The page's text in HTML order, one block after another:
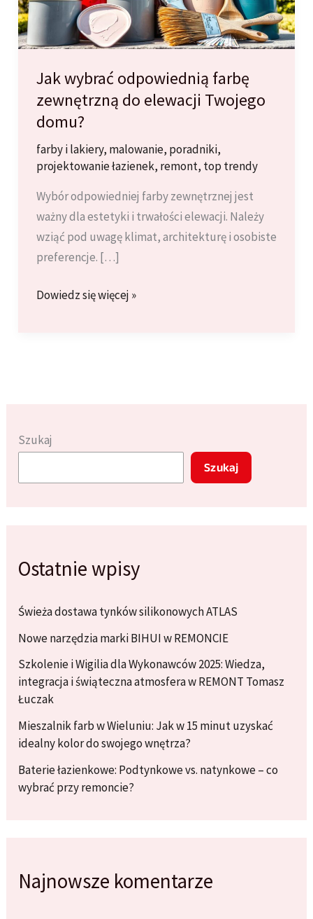
Jak wybrać odpowiednią farbę
zewnętrzną do elewacji Twojego
domu?
farby i lakiery, malowanie, poradniki,
projektowanie łazienek, remont, top trendy
Wybór odpowiedniej farby zewnętrznej jest
ważny dla estetyki i trwałości elewacji. Należy
wziąć pod uwagę klimat, architekturę i osobiste
preferencje. […]
Jak
Twojego
domu?
Dowiedz się więcej »
Szukaj
Szukaj
Ostatnie wpisy
Świeża dostawa tynków silikonowych ATLAS
Nowe narzędzia marki BIHUI w REMONCIE
Szkolenie i Wigilia dla Wykonawców 2025: Wiedza,
integracja i świąteczna atmosfera w REMONT Tomasz
Łuczak
Mieszalnik farb w Wieluniu: Jak w 15 minut uzyskać
idealny kolor do swojego wnętrza?
Baterie łazienkowe: Podtynkowe vs. natynkowe – co
wybrać przy remoncie?
Najnowsze komentarze